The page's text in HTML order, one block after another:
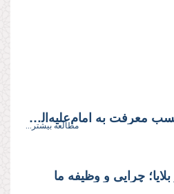
جلسه پنجم؛ راه‌های کسب معرفت به امام‌علیه‌السلام
مطالعه بیشتر...
چرایی و وظیفه ما